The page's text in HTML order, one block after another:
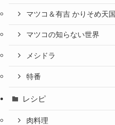
マツコ＆有吉 かりそめ天国
マツコの知らない世界
メシドラ
特番
レシピ
肉料理